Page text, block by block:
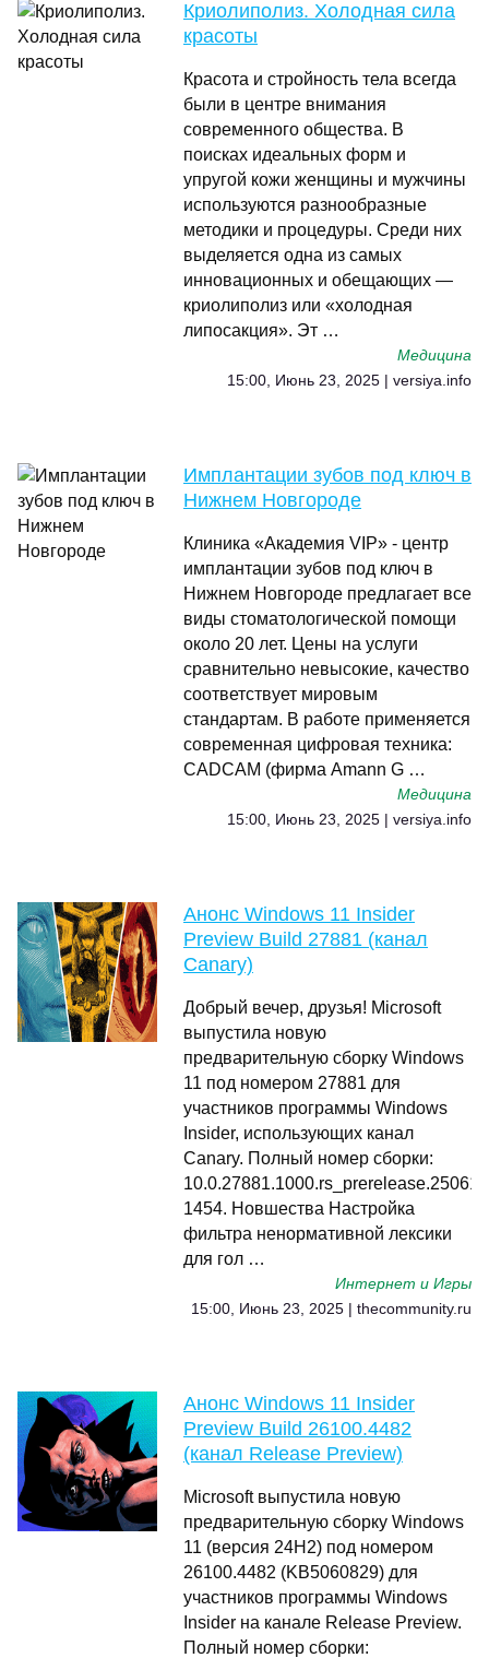
Криолиполиз. Холодная сила
красоты
Красота и стройность тела всегда
были в центре внимания
современного общества. В
поисках идеальных форм и
упругой кожи женщины и мужчины
используются разнообразные
методики и процедуры. Среди них
выделяется одна из самых
инновационных и обещающих —
криолиполиз или «холодная
липосакция». Эт …
Медицина
15:00, Июнь 23, 2025 | versiya.info
Имплантации зубов под ключ в
Нижнем Новгороде
Клиника «Академия VIP» - центр
имплантации зубов под ключ в
Нижнем Новгороде предлагает все
виды стоматологической помощи
около 20 лет. Цены на услуги
сравнительно невысокие, качество
соответствует мировым
стандартам. В работе применяется
современная цифровая техника:
CADСАМ (фирма Amann G …
Медицина
15:00, Июнь 23, 2025 | versiya.info
Анонс Windows 11 Insider
Preview Build 27881 (канал
Canary)
Добрый вечер, друзья! Microsoft
выпустила новую
предварительную сборку Windows
11 под номером 27881 для
участников программы Windows
Insider, использующих канал
Canary. Полный номер сборки:
1454. Новшества Настройка
фильтра ненормативной лексики
для гол …
Интернет и Игры
15:00, Июнь 23, 2025 | thecommunity.ru
Анонс Windows 11 Insider
Preview Build 26100.4482
(канал Release Preview)
Microsoft выпустила новую
предварительную сборку Windows
11 (версия 24H2) под номером
26100.4482 (KB5060829) для
участников программы Windows
Insider на канале Release Preview.
Полный номер сборки: